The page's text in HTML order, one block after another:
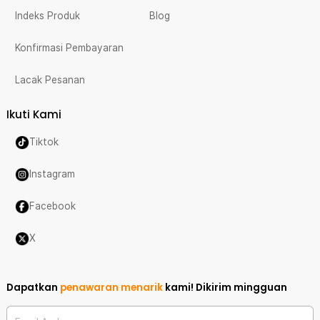
Indeks Produk
Konfirmasi Pembayaran
Lacak Pesanan
Blog
Ikuti Kami
Tiktok
Instagram
Facebook
X
Dapatkan penawaran menarik kami! Dikirim mingguan